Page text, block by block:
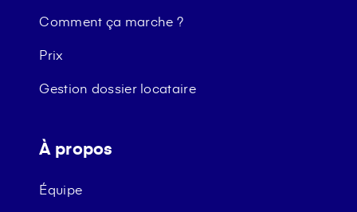
Comment ça marche ?
Prix
Gestion dossier locataire
À propos
Équipe